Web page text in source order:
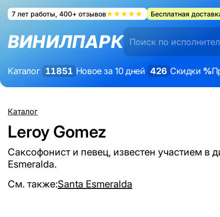
7 лет работы, 400+ отзывов★★★★★ Бесплатная
ВИНИЛПАРК
Каталог 11851 Новое за 10 дней 426 Скидки %
Каталог
Leroy Gomez
Саксофонист и певец, известен участием в
Esmeralda.
См. также:Santa Esmeralda